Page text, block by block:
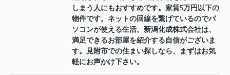
しまう人にもおすすめです。家賃5万円以下の
物件です。ネットの回線を繋げているのでパ
ソコンが使える生活。新潟化成株式会社は、
満足できるお部屋を紹介する自信がございま
す。見附市での住まい探しなら、まずはお気
軽にお声かけ下さい。